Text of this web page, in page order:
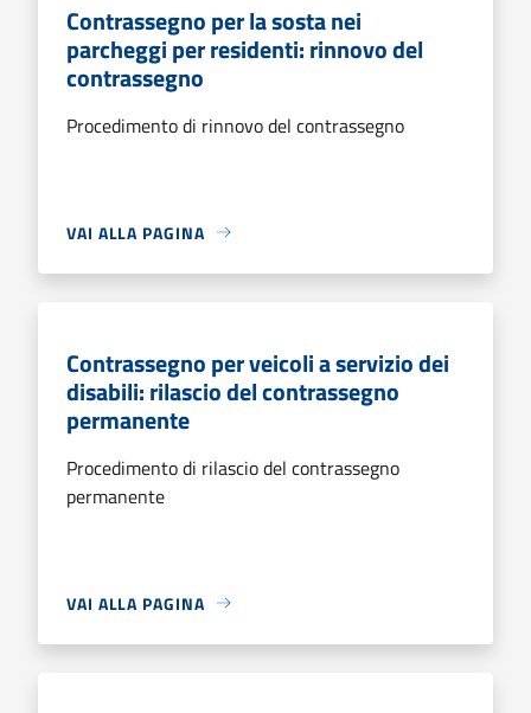
Contrassegno per la sosta nei
parcheggi per residenti: rinnovo del
contrassegno
Procedimento di rinnovo del contrassegno
VAI ALLA PAGINA
Contrassegno per veicoli a servizio dei
disabili: rilascio del contrassegno
permanente
Procedimento di rilascio del contrassegno
permanente
VAI ALLA PAGINA